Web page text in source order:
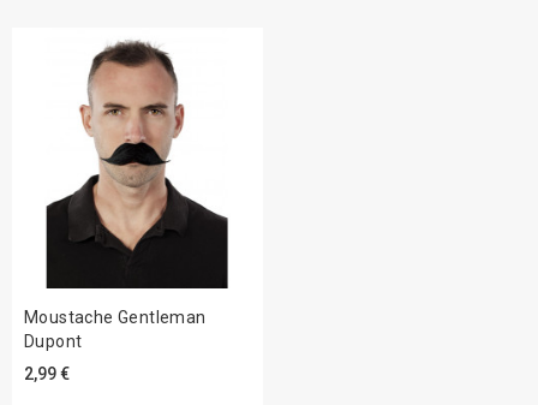
Moustache Gentleman
Dupont
2,99 €